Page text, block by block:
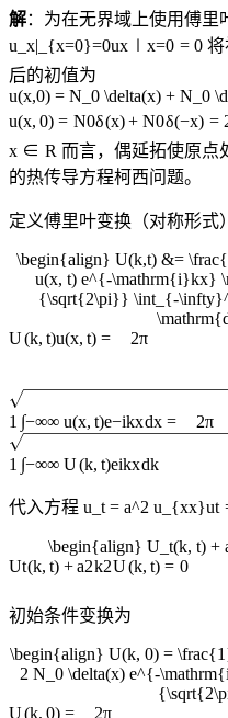
解：为在无界域上使用傅里
u_x|_{x=0}=0ux ∣ x=0 = 0 将
后的初值为
u(x,0) = N_0 \delta(x) + N_0
u(x, 0) = N0δ(x) + N0δ(−x) =
x ∈ R 而言，偶延拓使原点
的热传导方程柯西问题。
定义傅里叶变换（对称形式）
\begin{align} U(k,t) &=
u(x, t) e^{-\mathrm{i}kx}
{\sqrt{2\pi}} \int_{-
U(k, t)u(x, t) = 2π
1 ∫−∞∞ u(x, t)e−ikxdx = 2π
1 ∫−∞∞ U(k, t)eikxdk
代入方程 u_t = a^2 u_{xx}ut
\begin{align} U_t(k, t) +
Ut(k, t) + a2k2U(k, t) = 0
初始条件变换为
\begin{align} U(k, 0) =
2 N_0 \delta(x) e^{-
U(k, 0) = 2π